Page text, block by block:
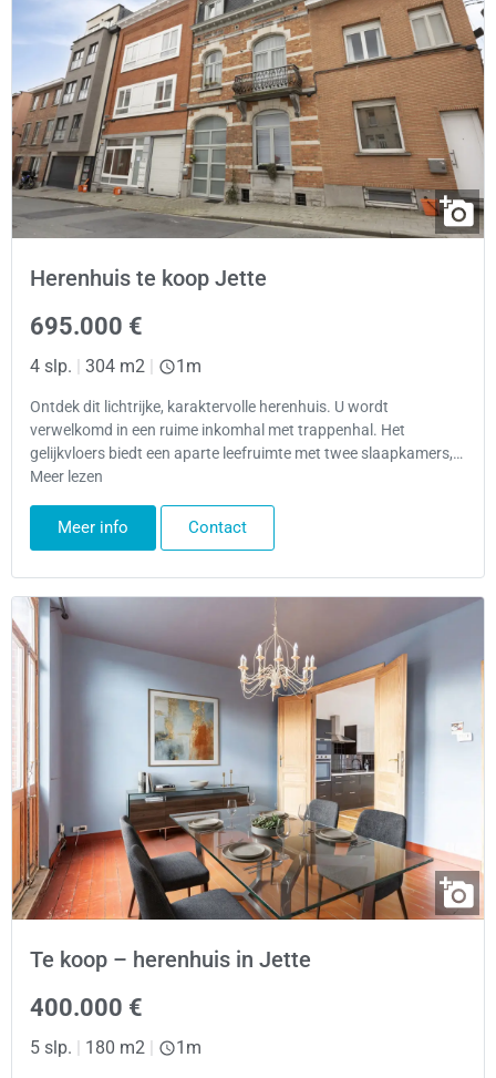
Herenhuis te koop Jette
695.000 €
4 slp. | 304 m2 | 1m
Ontdek dit lichtrijke, karaktervolle herenhuis. U wordt
verwelkomd in een ruime inkomhal met trappenhal. Het
gelijkvloers biedt een aparte leefruimte met twee slaapkamers,…
Meer lezen
Meer info Contact
Te koop – herenhuis in Jette
400.000 €
5 slp. | 180 m2 | 1m